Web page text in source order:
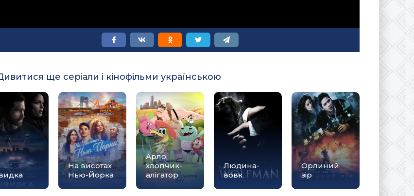
ще серіали і кінофільми українською
На висотах
Нью-Йорка
Арло,
хлопчик-
алігатор
Людина-
вовк
Орлиний
зір